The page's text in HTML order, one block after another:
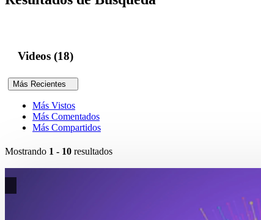
Videos (18)
Más Recientes
Más Vistos
Más Comentados
Más Compartidos
Mostrando 1 - 10 resultados